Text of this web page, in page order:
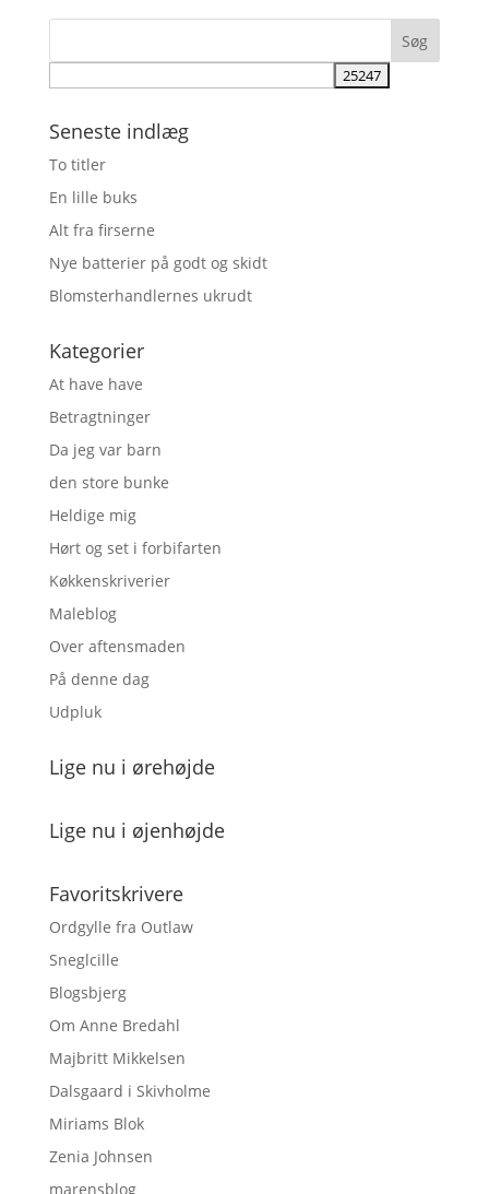
Seneste indlæg
To titler
En lille buks
Alt fra firserne
Nye batterier på godt og skidt
Blomsterhandlernes ukrudt
Kategorier
At have have
Betragtninger
Da jeg var barn
den store bunke
Heldige mig
Hørt og set i forbifarten
Køkkenskriverier
Maleblog
Over aftensmaden
På denne dag
Udpluk
Lige nu i ørehøjde
Lige nu i øjenhøjde
Favoritskrivere
Ordgylle fra Outlaw
Sneglcille
Blogsbjerg
Om Anne Bredahl
Majbritt Mikkelsen
Dalsgaard i Skivholme
Miriams Blok
Zenia Johnsen
marensblog